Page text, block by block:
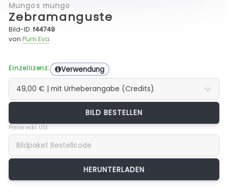
Mungos mungo
Zebramanguste
Bild-ID:f44749
vonPum Eva
Einzellizenz: Verwendung
BILD BESTELLEN
Preise exkl. USt.